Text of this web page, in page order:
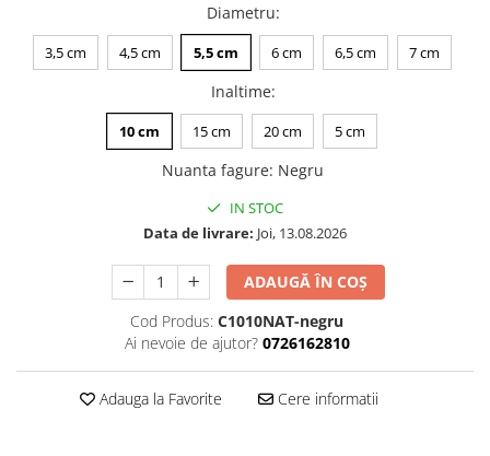
Diametru:
3,5 cm 4,5 cm 5,5 cm 6 cm 6,5 cm 7 cm
Inaltime:
10 cm 15 cm 20 cm 5 cm
Nuanta fagure: Negru
IN STOC
Data de livrare: Joi, 13.08.2026
ADAUGĂ ÎN COȘ
Cod Produs: C1010NAT-negru
Ai nevoie de ajutor? 0726162810
Adauga la Favorite Cere informatii